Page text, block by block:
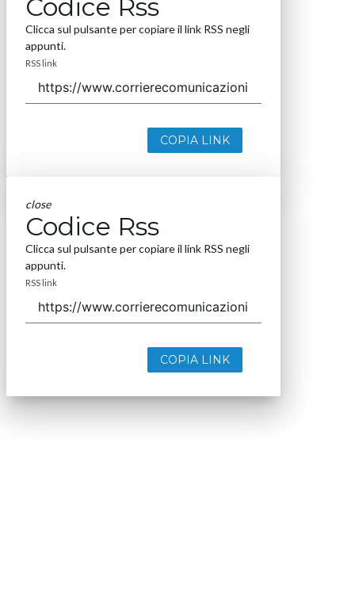
Codice Rss
Clicca sul pulsante per copiare il link RSS negli
appunti.
RSS link
COPIA LINK
close
Codice Rss
Clicca sul pulsante per copiare il link RSS negli
appunti.
RSS link
COPIA LINK